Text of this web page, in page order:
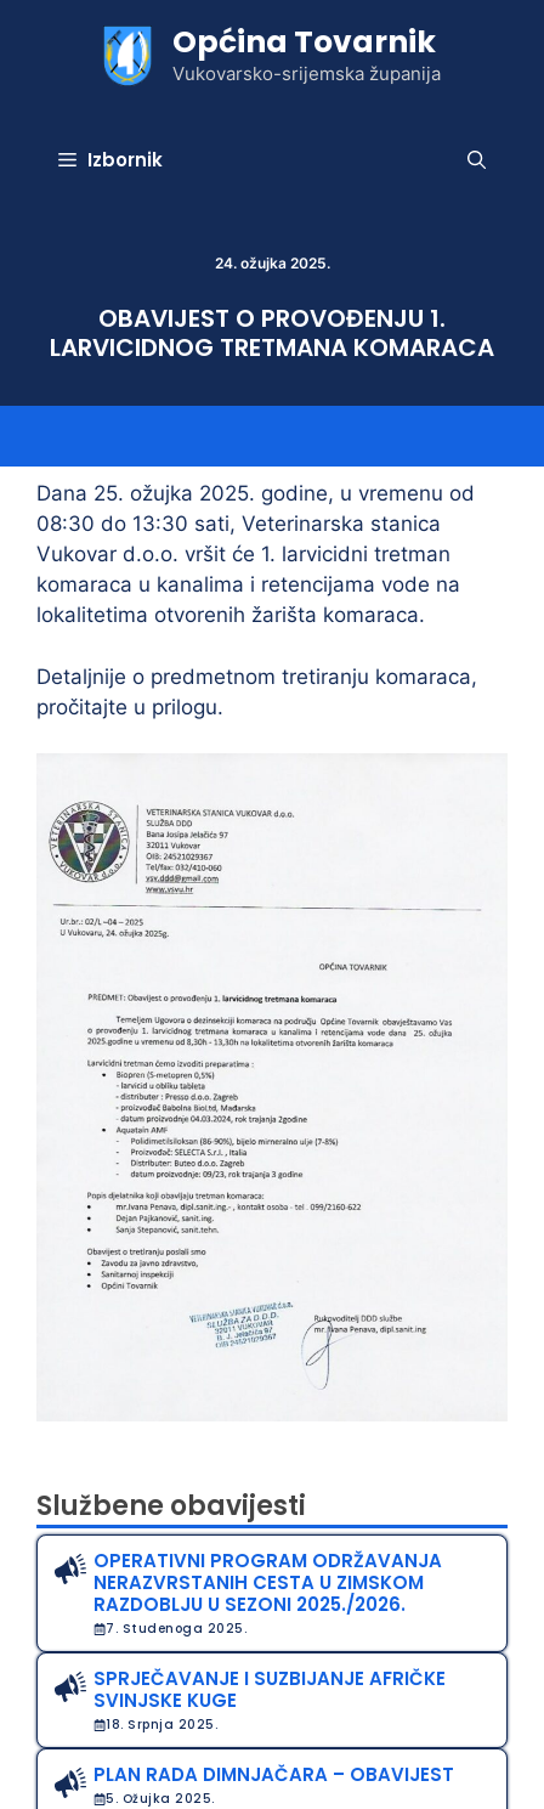
Općina Tovarnik
Vukovarsko-srijemska županija
Izbornik
24. ožujka 2025.
OBAVIJEST O PROVOĐENJU 1.
LARVICIDNOG TRETMANA KOMARACA
Dana 25. ožujka 2025. godine, u vremenu od
08:30 do 13:30 sati, Veterinarska stanica
Vukovar d.o.o. vršit će 1. larvicidni tretman
komaraca u kanalima i retencijama vode na
lokalitetima otvorenih žarišta komaraca.
Detaljnije o predmetnom tretiranju komaraca,
pročitajte u prilogu.
Službene obavijesti
OPERATIVNI PROGRAM ODRŽAVANJA
NERAZVRSTANIH CESTA U ZIMSKOM
RAZDOBLJU U SEZONI 2025./2026.
7. Studenoga 2025.
SPRJEČAVANJE I SUZBIJANJE AFRIČKE
SVINJSKE KUGE
18. Srpnja 2025.
PLAN RADA DIMNJAČARA – OBAVIJEST
5. Ožujka 2025.